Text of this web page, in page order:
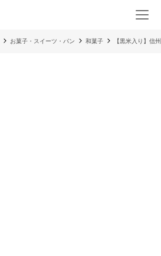
お菓子・スイーツ・パン 和菓子 【黒米入り】信